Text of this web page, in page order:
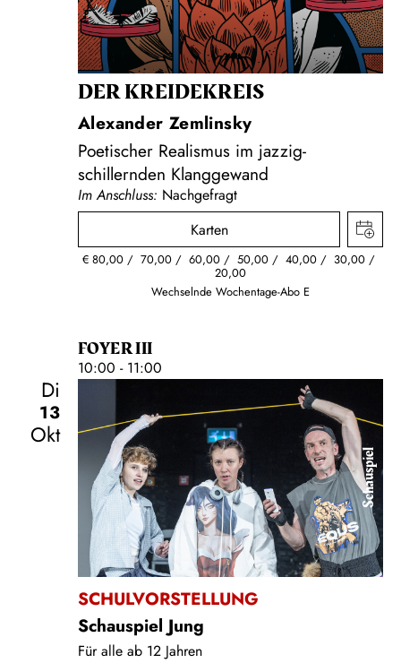
DER KREIDE­KREIS
Alexander Zemlinsky
Poetischer Realismus im jazzig-
schillernden Klanggewand
Im Anschluss: Nachgefragt
Karten
€ 80,00 70,00 60,00 50,00 40,00 30,00
20,00
Wechselnde Wochentage-Abo E
FOYER III
10:00 - 11:00
Di
13
Okt
Schauspiel
SCHULVORSTELLUNG
Schauspiel Jung
Für alle ab 12 Jahren